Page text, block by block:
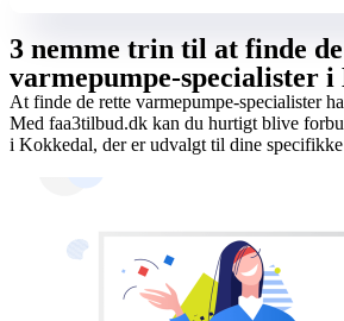
3 nemme trin til at finde de
varmepumpe-specialister
At finde de rette varmepumpe-specialister
Med faa3tilbud.dk kan du hurtigt blive
i Kokkedal, der er udvalgt til dine specifikke